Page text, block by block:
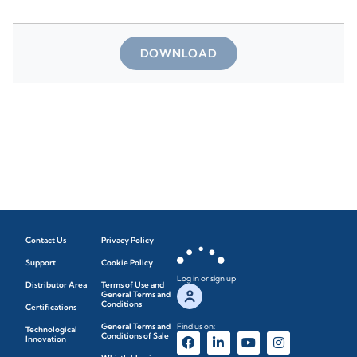
DOWNLOAD
Contact Us
Support
Distributor Area
Certifications
Technological
Innovation
Privacy Policy
Cookie Policy
Terms of Use and
General Terms and
Conditions
General Terms and
Conditions of Sale
Log in or sign up
Find us on: